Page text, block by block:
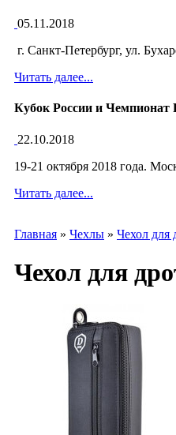
05.11.2018
г. Санкт-Петербург, ул.
Читать далее...
Кубок России и Чемпионат
22.10.2018
19-21 октября 2018 года.
Читать далее...
Главная » Чехлы » Чехол
Чехол для